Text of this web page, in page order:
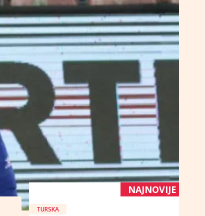
NAJNOVIJE
TURSKA